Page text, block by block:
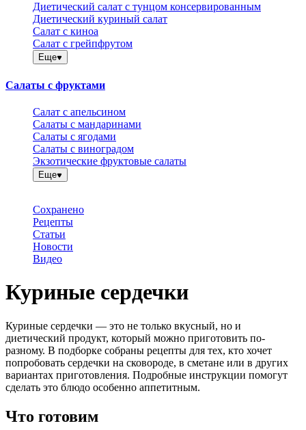
Диетический салат с тунцом консервированным
Диетический куриный салат
Салат с киноа
Салат с грейпфрутом
Еще
Салаты с фруктами
Салат с апельсином
Салаты с мандаринами
Салаты с ягодами
Салаты с виноградом
Экзотические фруктовые салаты
Еще
Сохранено
Рецепты
Статьи
Новости
Видео
Куриные сердечки
Куриные сердечки — это не только вкусный, но и
диетический продукт, который можно приготовить по-
разному. В подборке собраны рецепты для тех, кто хочет
попробовать сердечки на сковороде, в сметане или в других
вариантах приготовления. Подробные инструкции помогут
сделать это блюдо особенно аппетитным.
Что готовим